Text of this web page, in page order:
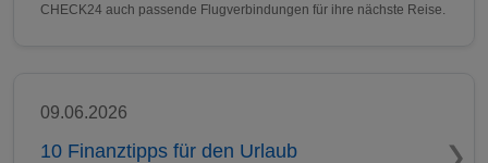
CHECK24 auch passende Flugverbindungen für ihre nächste Reise.
09.06.2026
10 Finanztipps für den Urlaub